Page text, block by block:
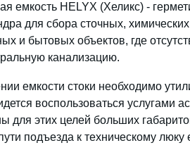
емкость HELYX (Хеликс) -
для сбора сточных, химических
и бытовых объектов, где
канализацию.
емкости стоки необходимо
воспользоваться услугами
для этих целей больших
подъезда к техническому люку